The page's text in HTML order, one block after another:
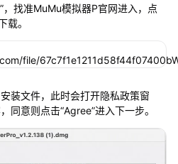
，找准MuMu模拟器P官网进入，点
载。
装文件，此时会打开隐私政策窗
同意则点击“Agree”进入下一步。